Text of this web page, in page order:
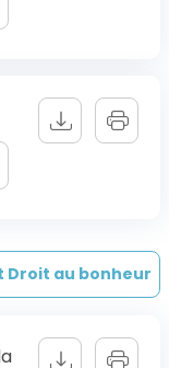
Droit au bonheur